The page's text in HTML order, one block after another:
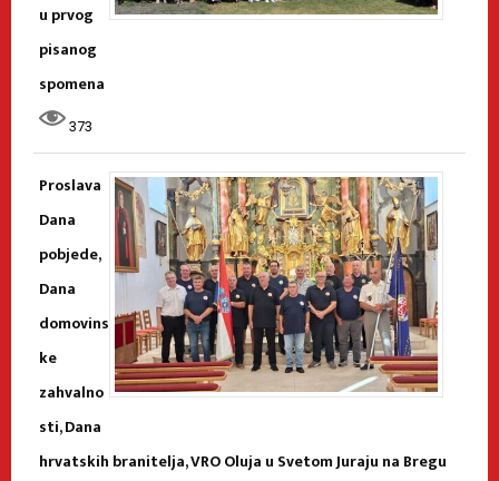
u prvog
pisanog
spomena
373
Proslava
Dana
pobjede,
Dana
domovins
ke
zahvalno
sti, Dana
hrvatskih branitelja, VRO Oluja u Svetom Juraju na Bregu